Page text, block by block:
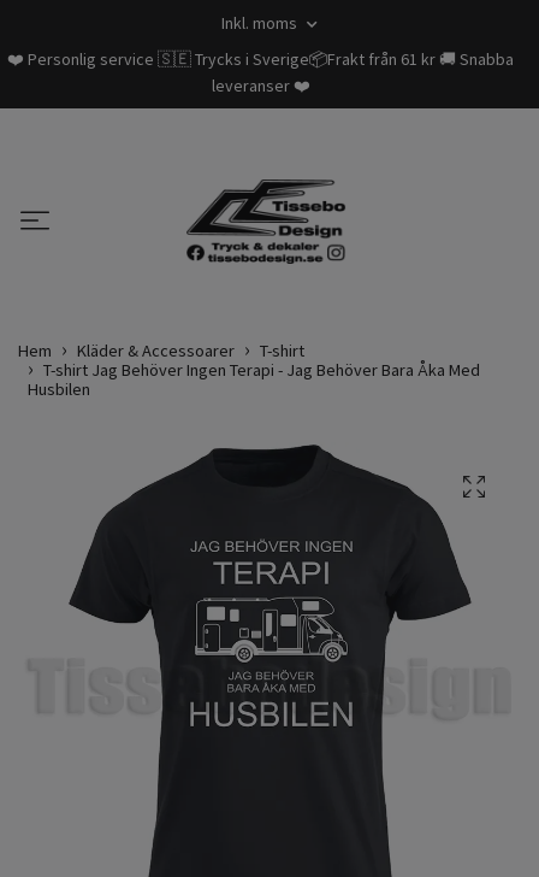
Inkl. moms
❤️ Personlig service 🇸🇪 Trycks i Sverige📦Frakt från 61 kr 🚚 Snabba
leveranser ❤️
Hem Kläder & Accessoarer
T-shirt
T-shirt Jag Behöver Ingen Terapi - Jag Behöver Bara Åka Med
Husbilen